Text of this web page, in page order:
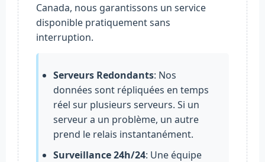
Canada, nous garantissons un service
disponible pratiquement sans
interruption.
Serveurs Redondants: Nos
données sont répliquées en temps
réel sur plusieurs serveurs. Si un
serveur a un problème, un autre
prend le relais instantanément.
Surveillance 24h/24: Une équipe